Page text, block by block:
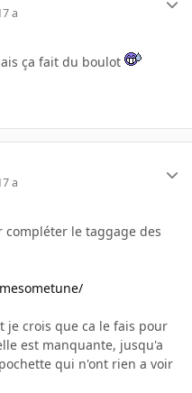
a
ça fait du boulot
a
le taggage des
je crois que ca le fais pour
est manquante, jusqu'a
qui n'ont rien a voir